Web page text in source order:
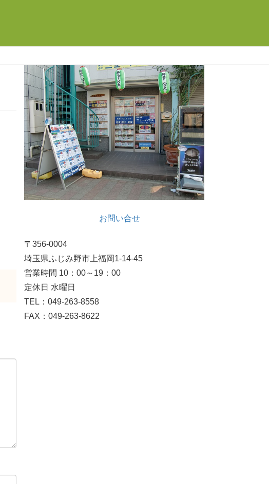
お問い合せ
〒356-0004
埼玉県ふじみ野市上福岡1-14-45
営業時間 10：00～19：00
定休日 水曜日
TEL：049-263-8558
FAX：049-263-8622